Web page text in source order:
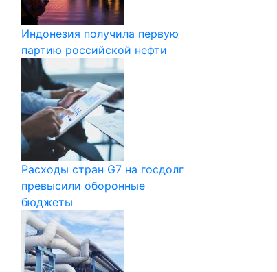
Индонезия получила первую
партию российской нефти
Расходы стран G7 на госдолг
превысили оборонные
бюджеты